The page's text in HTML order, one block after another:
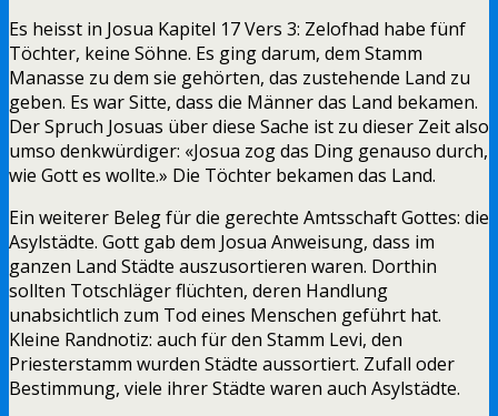
Es heisst in Josua Kapitel 17 Vers 3: Zelofhad habe fünf
Töchter, keine Söhne. Es ging darum, dem Stamm
Manasse zu dem sie gehörten, das zustehende Land zu
geben. Es war Sitte, dass die Männer das Land bekamen.
Der Spruch Josuas über diese Sache ist zu dieser Zeit also
umso denkwürdiger: «Josua zog das Ding genauso durch,
wie Gott es wollte.» Die Töchter bekamen das Land.
Ein weiterer Beleg für die gerechte Amtsschaft Gottes: die
Asylstädte. Gott gab dem Josua Anweisung, dass im
ganzen Land Städte auszusortieren waren. Dorthin
sollten Totschläger flüchten, deren Handlung
unabsichtlich zum Tod eines Menschen geführt hat.
Kleine Randnotiz: auch für den Stamm Levi, den
Priesterstamm wurden Städte aussortiert. Zufall oder
Bestimmung, viele ihrer Städte waren auch Asylstädte.